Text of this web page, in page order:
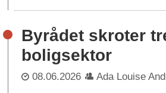
Byrådet skroter
boligsektor
08.06.2026 Ada Louise